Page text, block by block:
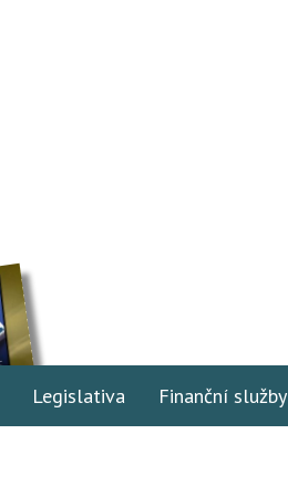
Legislativa Finanční služby